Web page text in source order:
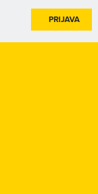
PRIJAVA